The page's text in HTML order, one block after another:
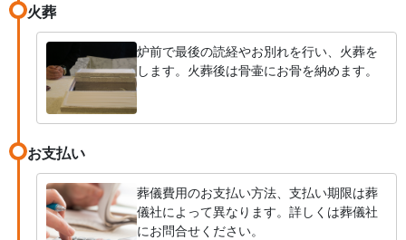
火葬
炉前で最後の読経やお別れを行い、火葬を
します。火葬後は骨壷にお骨を納めます。
お支払い
葬儀費用のお支払い方法、支払い期限は葬
儀社によって異なります。詳しくは葬儀社
にお問合せください。